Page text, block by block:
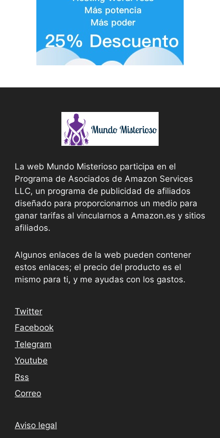
La web Mundo Misterioso participa en el
Programa de Asociados de Amazon Services
LLC, un programa de publicidad de afiliados
diseñado para proporcionarnos un medio para
ganar tarifas al vincularnos a Amazon.es y sitios
afiliados.
Algunos enlaces de la web pueden contener
estos enlaces; el precio del producto es el
mismo para ti, y me ayudas con los gastos.
Twitter
Facebook
Telegram
Youtube
Rss
Correo
Aviso legal